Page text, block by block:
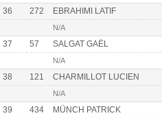
36 272 EBRAHIMI LATIF
N/A
37 57 SALGAT GAËL
N/A
38 121 CHARMILLOT LUCIEN
N/A
39 434 MÜNCH PATRICK